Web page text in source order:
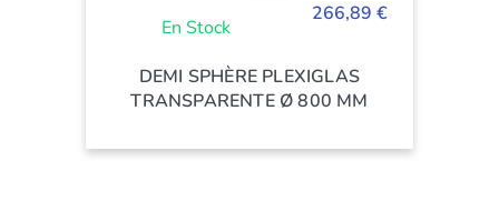
En Stock
266,89 €
DEMI SPHÈRE PLEXIGLAS
TRANSPARENTE Ø 800 MM